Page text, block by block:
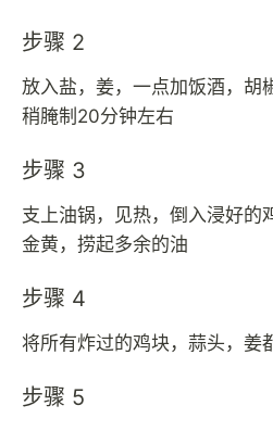
步骤 2
放入盐，姜，一点加饭酒，胡
稍腌制20分钟左右
步骤 3
支上油锅，见热，倒入浸好的
金黄，捞起多余的油
步骤 4
将所有炸过的鸡块，蒜头，姜
步骤 5